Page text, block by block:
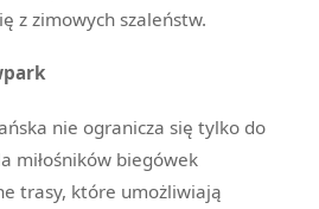
z zimowych szaleństw.
nie ogranicza się tylko do
miłośników biegówek
trasy, które umożliwiają